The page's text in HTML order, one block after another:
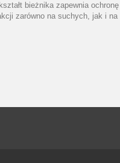
bieżnika zapewnia
zarówno na suchych, jak i